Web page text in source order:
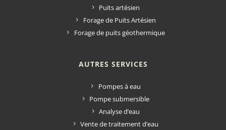
Puits artésien
Forage de Puits Artésien
Forage de puits géothermique
AUTRES SERVICES
Pompes à eau
Pompe submersible
Analyse d’eau
Vente de traitement d’eau